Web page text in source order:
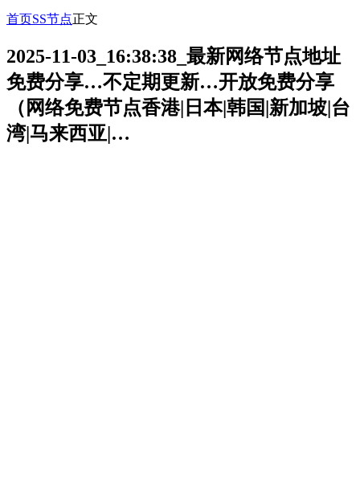
首页SS节点正文
2025-11-03_16:38:38_最新网络节点地址
免费分享…不定期更新…开放免费分享
（网络免费节点香港|日本|韩国|新加坡|台
湾|马来西亚|…